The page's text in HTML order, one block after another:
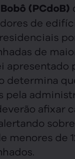
(PCdoB)
de
de
apresentado
determina
pela
afixar
menores de